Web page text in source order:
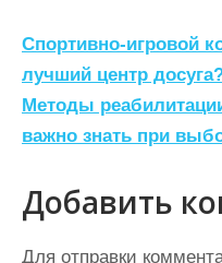
Н
а
в
и
г
а
Спортивно-игровой
лучший центр
Методы
важно знать при
Добавить
Для отправки